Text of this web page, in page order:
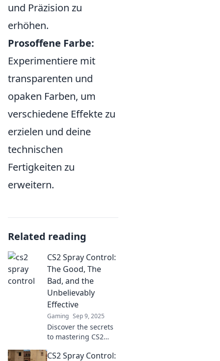
und Präzision zu
erhöhen.
Prosoffene Farbe:
Experimentiere mit
transparenten und
opaken Farben, um
verschiedene Effekte zu
erzielen und deine
technischen
Fertigkeiten zu
erweitern.
Related reading
CS2 Spray Control:
The Good, The
Bad, and the
Unbelievably
Effective
Gaming Sep 9, 2025
Discover the secrets
to mastering CS2
Explore the good, the
CS2 Spray Control: